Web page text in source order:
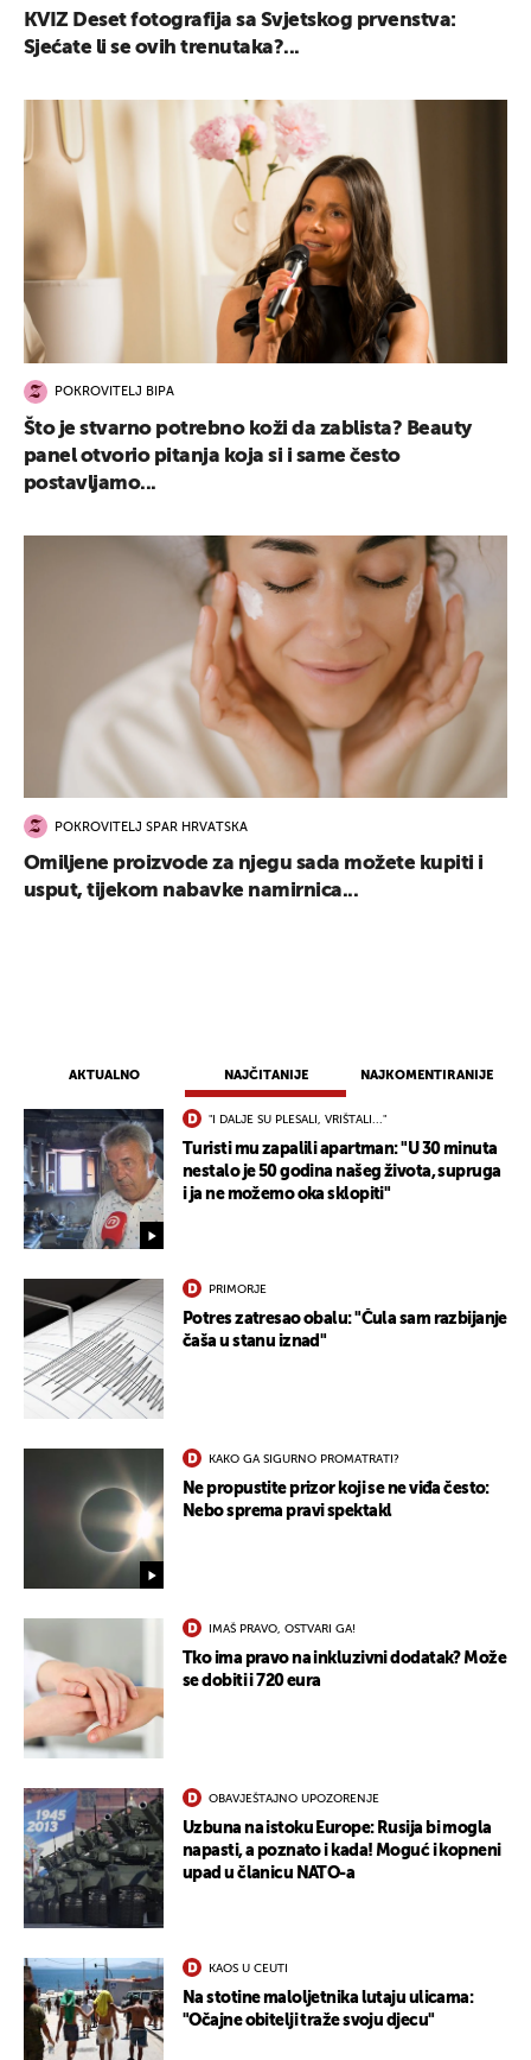
AKTUALNO NAJČITANIJE NAJKOMENTIRANIJE
"I DALJE SU PLESALI, VRIŠTALI..."
Turisti mu zapalili apartman: "U 30 minuta
nestalo je 50 godina našeg života, supruga
i ja ne možemo oka sklopiti"
PRIMORJE
Potres zatresao obalu: "Čula sam razbijanje
čaša u stanu iznad"
KAKO GA SIGURNO PROMATRATI?
Ne propustite prizor koji se ne viđa često:
Nebo sprema pravi spektakl
IMAŠ PRAVO, OSTVARI GA!
Tko ima pravo na inkluzivni dodatak? Može
se dobiti i 720 eura
OBAVJEŠTAJNO UPOZORENJE
Uzbuna na istoku Europe: Rusija bi mogla
napasti, a poznato i kada! Moguć i kopneni
upad u članicu NATO-a
KAOS U CEUTI
Na stotine maloljetnika lutaju ulicama:
"Očajne obitelji traže svoju djecu"
KVIZ Deset fotografija sa Svjetskog prvenstva:
Sjećate li se ovih trenutaka?...
POKROVITELJ BIPA
Što je stvarno potrebno koži da zablista? Beauty
panel otvorio pitanja koja si i same često
postavljamo...
POKROVITELJ SPAR HRVATSKA
Omiljene proizvode za njegu sada možete kupiti i
usput, tijekom nabavke namirnica...